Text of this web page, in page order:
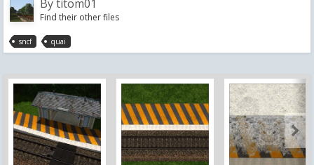
Bytitom01
Find their other files
sncf quai